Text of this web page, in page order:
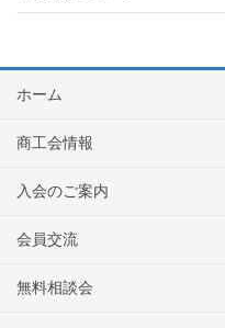
ホーム
商工会情報
入会のご案内
会員交流
無料相談会